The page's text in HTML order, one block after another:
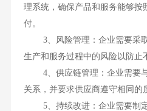
理系统，确保产品和服务能够按
付。
3、风险管理：企业需要采取
生产和服务过程中的风险以防止
4、供应链管理：企业需要与
关系，并要求供应商遵守相同的
5、持续改进：企业需要制定